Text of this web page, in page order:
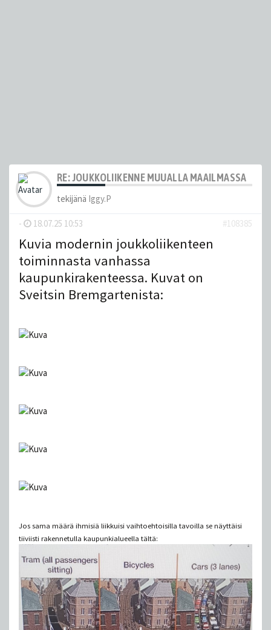
RE: JOUKKOLIIKENNE MUUALLA MAAILMASSA
tekijänä Iggy.P
- 18.07.25 10:53 #108385
Kuvia modernin joukkoliikenteen
toiminnasta vanhassa
kaupunkirakenteessa. Kuvat on
Sveitsin Bremgartenista:
Jos sama määrä ihmisiä liikkuisi vaihtoehtoisilla tavoilla se näyttäisi
tiiviisti rakennetulla kaupunkialueella tältä: